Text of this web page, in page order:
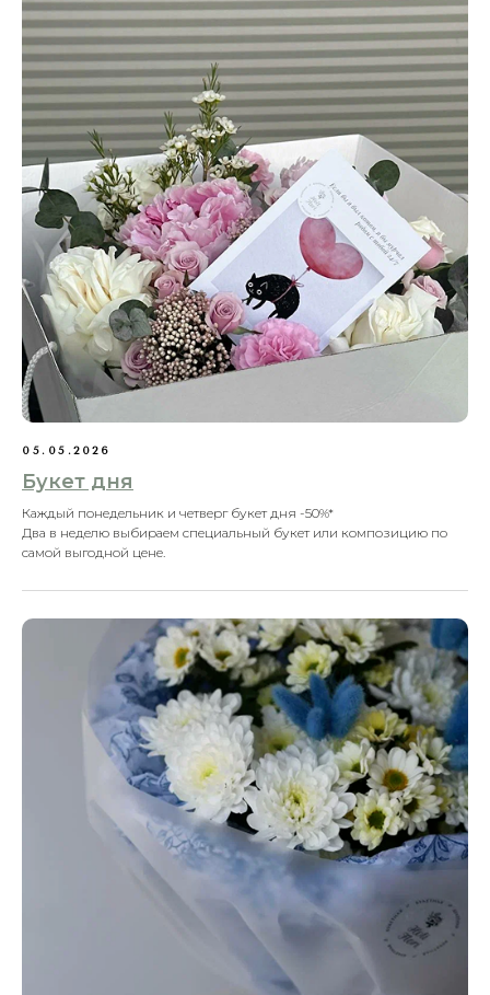
05.05.2026
Букет дня
Каждый понедельник и четверг букет дня -50%*
Два в неделю выбираем специальный букет или композицию по
самой выгодной цене.
Смотреть все акции
НЕ ЗНАЕТЕ, ЧТО
ВЫБРАТЬ? ПОМОЖЕМ
ПОДОБРАТЬ БУКЕТ ЗА
ПАРУ МИНУТ
Ответьте на несколько коротких
именно под ваш случай.
Кому будете дарить букет?
Любимой
Маме
Подруге
Мужчине
Ребёнку
Другой вариант
Далее
БУКЕТЫ, КОТОРЫЕ
ВЫБИРАЮТ ЧАЩЕ